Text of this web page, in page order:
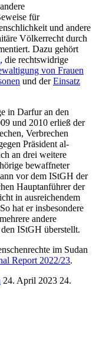
für
und andere
Völkerrecht durch
Dazu gehört
, die rechtswidrige
von Frauen
und derEinsatz
in Darfur an den
und 2010 erließ der
Verbrechen
Präsident al-
an drei weitere
bewaffneter
vor dem IStGH der
Hauptanführer der
in ausreichendem
hat er insbesondere
andere
IStGH überstellt.
im Sudan
Report 2022/23.
24. April 2023 24.